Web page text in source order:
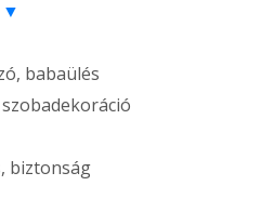
babaülés
biztonság